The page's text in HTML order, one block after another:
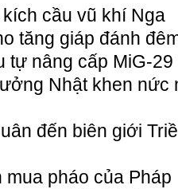
cầu vũ khí Nga
tăng giáp đánh
tự nâng cấp MiG-29
Nhật khen nức
đến biên giới
mua pháo của Pháp